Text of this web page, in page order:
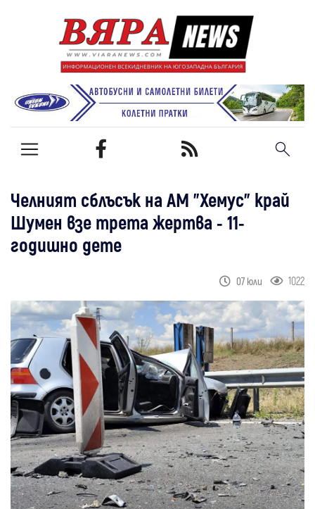
Челният сблъсък на АМ "Хемус" край
Шумен взе трета жертва - 11-
годишно дете
07 юли 1022